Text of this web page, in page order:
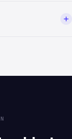
auf Ihre Anfrage